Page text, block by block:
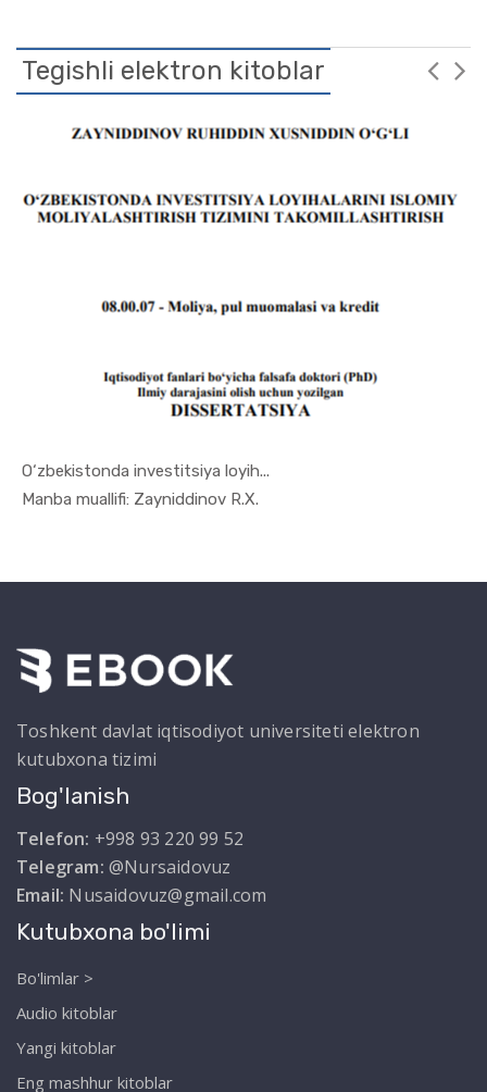
Tegishli elektron kitoblar
O‘zbekistonda investitsiya loyih...
Manba muallifi: Zayniddinov R.X.
In Moliya,...
Toshkent davlat iqtisodiyot universiteti elektron
kutubxona tizimi
Bog'lanish
Telefon: +998 93 220 99 52
Telegram: @Nursaidovuz
Email: Nusaidovuz@gmail.com
Kutubxona bo'limi
Bo'limlar >
Audio kitoblar
Yangi kitoblar
Eng mashhur kitoblar